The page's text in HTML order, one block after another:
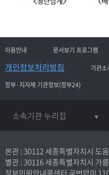
이용안내 문서보기 프로그램
개인정보처리방침
기관
정부·지자체 기관정보(정부24)
소속기관 누리집
본관 : 30112 세종특별자치시 도
별관 : 30116 세종특별자치시 가